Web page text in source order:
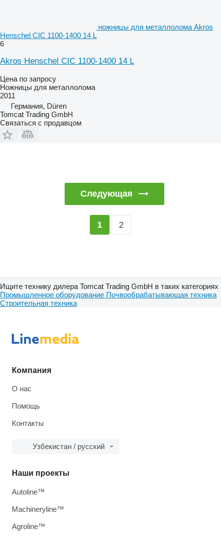
ножницы для металлолома Akros
Henschel CIC 1100-1400 14 L
6
Akros Henschel CIC 1100-1400 14 L
Цена по запросу
Ножницы для металлолома
2011
Германия, Düren
Tomcat Trading GmbH
Связаться с продавцом
Следующая
1 2
Ищите технику дилера Tomcat Trading GmbH в таких категориях
Промышленное оборудование Почвообрабатывающая техника
Строительная техника
Компания
О нас
Помощь
Контакты
Узбекистан / русский
Наши проекты
Autoline™
Machineryline™
Agroline™